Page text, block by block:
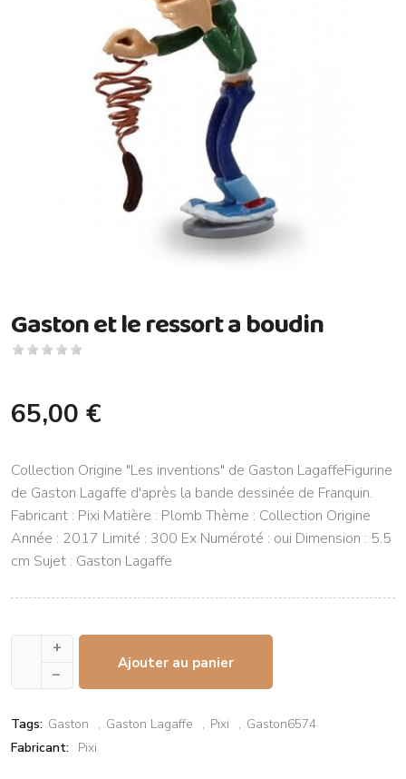
Gaston et le ressort a boudin
65,00 €
Collection Origine "Les inventions" de Gaston LagaffeFigurine
de Gaston Lagaffe d'après la bande dessinée de Franquin.
Fabricant : Pixi Matière : Plomb Thème : Collection Origine
Année : 2017 Limité : 300 Ex Numéroté : oui Dimension : 5.5
cm Sujet : Gaston Lagaffe
+
–
Ajouter au panier
Tags: Gaston Gaston Lagaffe Pixi
Gaston6574
Fabricant: Pixi